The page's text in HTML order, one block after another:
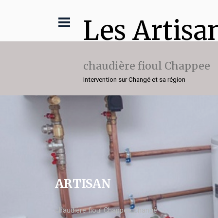
Les
chaudière fioul Chappee
Intervention sur Changé et sa région
ARTISAN
chaudière fioul Chappee Changé